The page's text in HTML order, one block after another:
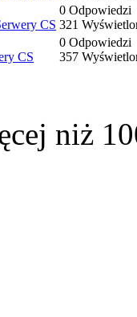
CS
0 Odpowiedzi
321
CS
0 Odpowiedzi
357
niż